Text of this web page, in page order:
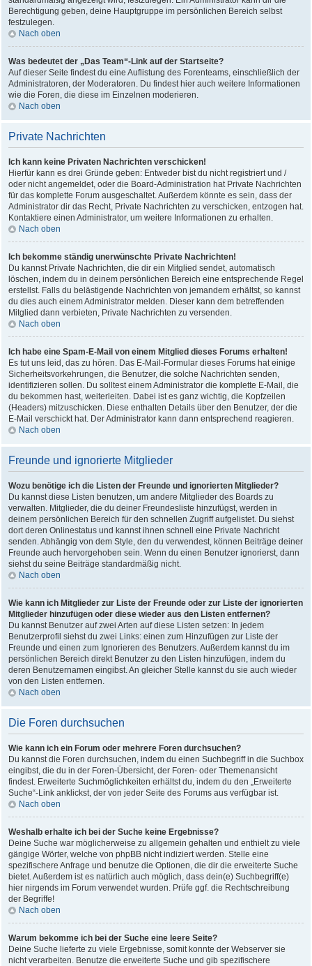
Berechtigung geben, deine Hauptgruppe im persönlichen Bereich selbst
festzulegen.
Nach oben
Was bedeutet der „Das Team“-Link auf der Startseite?
Auf dieser Seite findest du eine Auflistung des Forenteams, einschließlich der
Administratoren, der Moderatoren. Du findest hier auch weitere Informationen
wie die Foren, die diese im Einzelnen moderieren.
Nach oben
Private Nachrichten
Ich kann keine Privaten Nachrichten verschicken!
Hierfür kann es drei Gründe geben: Entweder bist du nicht registriert und /
oder nicht angemeldet, oder die Board-Administration hat Private Nachrichten
für das komplette Forum ausgeschaltet. Außerdem könnte es sein, dass der
Administrator dir das Recht, Private Nachrichten zu verschicken, entzogen hat.
Kontaktiere einen Administrator, um weitere Informationen zu erhalten.
Nach oben
Ich bekomme ständig unerwünschte Private Nachrichten!
Du kannst Private Nachrichten, die dir ein Mitglied sendet, automatisch
löschen, indem du in deinem persönlichen Bereich eine entsprechende Regel
erstellst. Falls du belästigende Nachrichten von jemandem erhältst, so kannst
du dies auch einem Administrator melden. Dieser kann dem betreffenden
Mitglied dann verbieten, Private Nachrichten zu versenden.
Nach oben
Ich habe eine Spam-E-Mail von einem Mitglied dieses Forums erhalten!
Es tut uns leid, das zu hören. Das E-Mail-Formular dieses Forums hat einige
Sicherheitsvorkehrungen, die Benutzer, die solche Nachrichten senden,
identifizieren sollen. Du solltest einem Administrator die komplette E-Mail, die
du bekommen hast, weiterleiten. Dabei ist es ganz wichtig, die Kopfzeilen
(Headers) mitzuschicken. Diese enthalten Details über den Benutzer, der die
E-Mail verschickt hat. Der Administrator kann dann entsprechend reagieren.
Nach oben
Freunde und ignorierte Mitglieder
Wozu benötige ich die Listen der Freunde und ignorierten Mitglieder?
Du kannst diese Listen benutzen, um andere Mitglieder des Boards zu
verwalten. Mitglieder, die du deiner Freundesliste hinzufügst, werden in
deinem persönlichen Bereich für den schnellen Zugriff aufgelistet. Du siehst
dort deren Onlinestatus und kannst ihnen schnell eine Private Nachricht
senden. Abhängig von dem Style, den du verwendest, können Beiträge deiner
Freunde auch hervorgehoben sein. Wenn du einen Benutzer ignorierst, dann
siehst du seine Beiträge standardmäßig nicht.
Nach oben
Wie kann ich Mitglieder zur Liste der Freunde oder zur Liste der ignorierten
Mitglieder hinzufügen oder diese wieder aus den Listen entfernen?
Du kannst Benutzer auf zwei Arten auf diese Listen setzen: In jedem
Benutzerprofil siehst du zwei Links: einen zum Hinzufügen zur Liste der
Freunde und einen zum Ignorieren des Benutzers. Außerdem kannst du im
persönlichen Bereich direkt Benutzer zu den Listen hinzufügen, indem du
deren Benutzernamen eingibst. An gleicher Stelle kannst du sie auch wieder
von den Listen entfernen.
Nach oben
Die Foren durchsuchen
Wie kann ich ein Forum oder mehrere Foren durchsuchen?
Du kannst die Foren durchsuchen, indem du einen Suchbegriff in die Suchbox
eingibst, die du in der Foren-Übersicht, der Foren- oder Themenansicht
findest. Erweiterte Suchmöglichkeiten erhältst du, indem du den „Erweiterte
Suche“-Link anklickst, der von jeder Seite des Forums aus verfügbar ist.
Nach oben
Weshalb erhalte ich bei der Suche keine Ergebnisse?
Deine Suche war möglicherweise zu allgemein gehalten und enthielt zu viele
gängige Wörter, welche von phpBB nicht indiziert werden. Stelle eine
spezifischere Anfrage und benutze die Optionen, die dir die erweiterte Suche
bietet. Außerdem ist es natürlich auch möglich, dass dein(e) Suchbegriff(e)
hier nirgends im Forum verwendet wurden. Prüfe ggf. die Rechtschreibung
der Begriffe!
Nach oben
Warum bekomme ich bei der Suche eine leere Seite?
Deine Suche lieferte zu viele Ergebnisse, somit konnte der Webserver sie
nicht verarbeiten. Benutze die erweiterte Suche und gib spezifischere